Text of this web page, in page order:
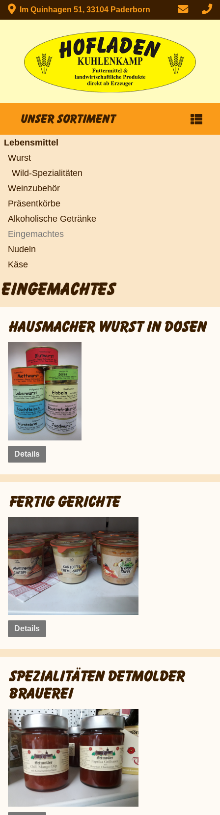
Im Quinhagen 51, 33104 Paderborn
Unser Sortiment
Lebensmittel
Wurst
Wild-Spezialitäten
Weinzubehör
Präsentkörbe
Alkoholische Getränke
Eingemachtes
Nudeln
Käse
EINGEMACHTES
HAUSMACHER WURST IN DOSEN
Details
FERTIG GERICHTE
Details
SPEZIALITÄTEN DETMOLDER
BRAUEREI